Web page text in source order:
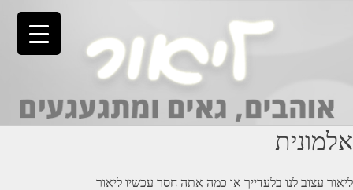
אלמונית
ליאור עצוב לנו בלעדייך או כמה אתה חסר עכשיו ליאור